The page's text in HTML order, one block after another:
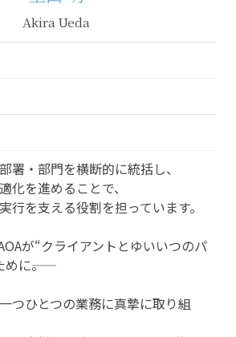
Akira Ueda
署・部門を横断的に統括し、
化を進めることで、
行を支える役割を担っています。
が“クライアントとゆいいつのパ
に――。
つひとつの業務に真摯に取り組